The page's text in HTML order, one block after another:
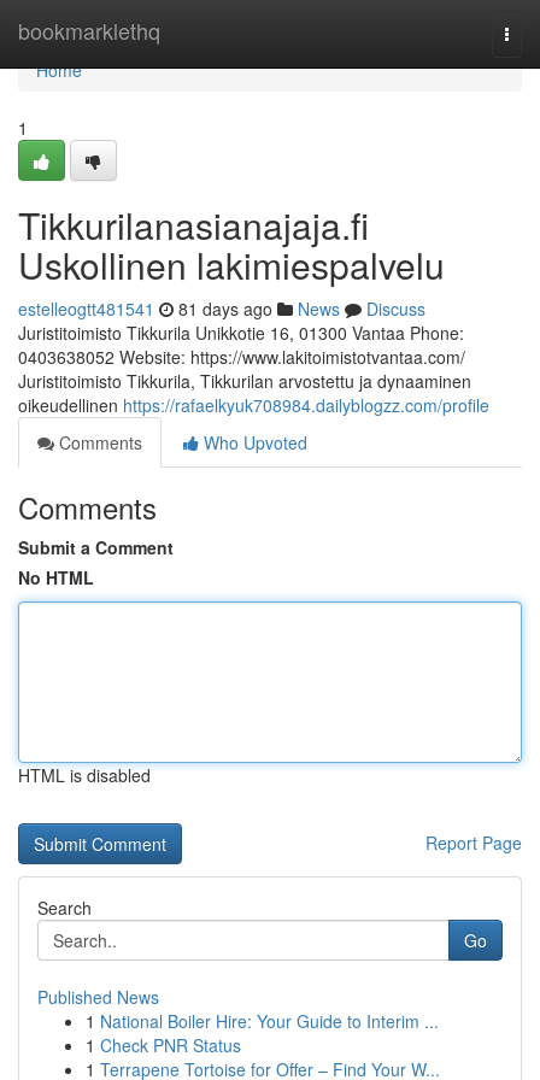
bookmarklethq
Home
Home
1
Tikkurilanasianajaja.fi
Uskollinen lakimiespalvelu
estelleogtt481541 81 days ago News
Discuss
Juristitoimisto Tikkurila Unikkotie 16, 01300 Vantaa Phone:
0403638052 Website: https://www.lakitoimistotvantaa.com/
Juristitoimisto Tikkurila, Tikkurilan arvostettu ja dynaaminen
oikeudellinen https://rafaelkyuk708984.dailyblogzz.com/profile
Comments
Who Upvoted
Comments
Submit a Comment
No HTML
HTML is disabled
Report Page
Search
Go
Published News
1 National Boiler Hire: Your Guide to Interim ...
1 Check PNR Status
1 Terrapene Tortoise for Offer – Find Your W...